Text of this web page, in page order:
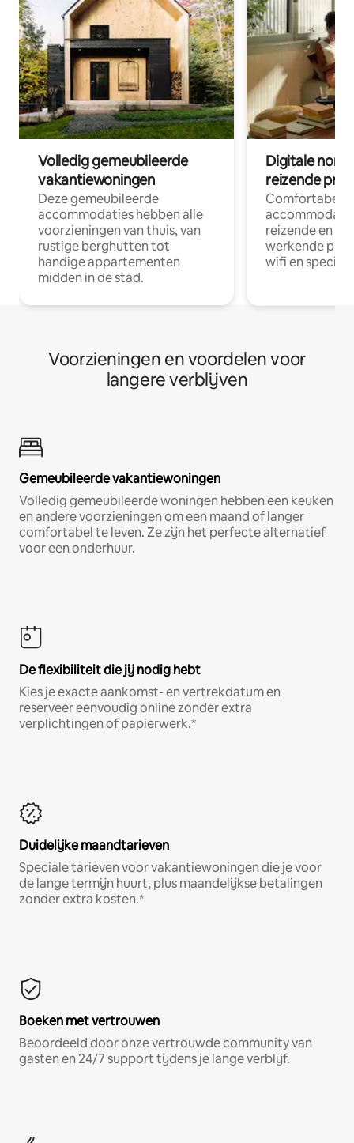
Volledig gemeubileerde
vakantiewoningen
Deze gemeubileerde
accommodaties hebben alle
voorzieningen van thuis, van
rustige berghutten tot
handige appartementen
midden in de stad.
Digitale
reizende
Comfortabele
reizende en
werkende
wifi en
Voorzieningen en voordelen voor
langere verblijven
Gemeubileerde vakantiewoningen
Volledig gemeubileerde woningen hebben een keuken
en andere voorzieningen om een maand of langer
comfortabel te leven. Ze zijn het perfecte alternatief
voor een onderhuur.
De flexibiliteit die jij nodig hebt
Kies je exacte aankomst- en vertrekdatum en
reserveer eenvoudig online zonder extra
verplichtingen of papierwerk.*
Duidelijke maandtarieven
Speciale tarieven voor vakantiewoningen die je voor
de lange termijn huurt, plus maandelijkse betalingen
zonder extra kosten.*
Boeken met vertrouwen
Beoordeeld door onze vertrouwde community van
gasten en 24/7 support tijdens je lange verblijf.